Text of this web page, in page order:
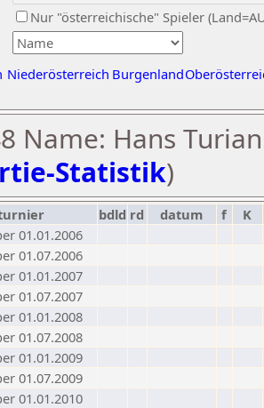
Nur "österreichische" Spieler
Niederösterreich Burgenland
Name: Hans
Statistik)
bdld rd datum f
K
01.01.2006
01.07.2006
01.01.2007
01.07.2007
01.01.2008
01.07.2008
01.01.2009
01.07.2009
01.01.2010